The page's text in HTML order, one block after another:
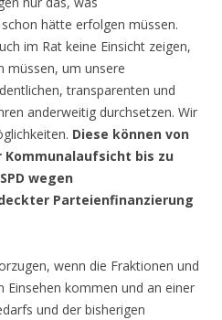
hätte erfolgen müssen.
im Rat keine Einsicht zeigen,
müssen, um unsere
transparenten und
anderweitig durchsetzen. Wir
Diese können von
Kommunalaufsicht bis zu
wegen
Parteienfinanzierung
wenn die Fraktionen und
Einsehen kommen und an einer
und der bisherigen